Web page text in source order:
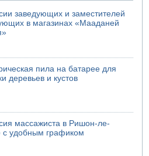
заведующих и заместителей
в магазинах «Мааданей
пила на батарее для
деревьев и кустов
массажиста в Ришон-ле-
с удобным графиком